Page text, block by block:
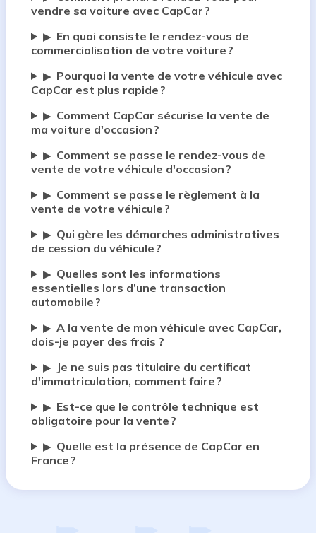
vendre sa voiture avec CapCar ?
▶ En quoi consiste le rendez-vous de
commercialisation de votre voiture ?
▶ Pourquoi la vente de votre véhicule avec
CapCar est plus rapide ?
▶ Comment CapCar sécurise la vente de
ma voiture d'occasion ?
▶ Comment se passe le rendez-vous de
vente de votre véhicule d'occasion ?
▶ Comment se passe le règlement à la
vente de votre véhicule ?
▶ Qui gère les démarches administratives
de cession du véhicule ?
▶ Quelles sont les informations
essentielles lors d’une transaction
automobile ?
▶ A la vente de mon véhicule avec CapCar,
dois-je payer des frais ?
▶
Je ne suis pas titulaire du certificat
d'immatriculation, comment faire ?
▶ Est-ce que le contrôle technique est
obligatoire pour la vente ?
▶ Quelle est la présence de CapCar en
France ?